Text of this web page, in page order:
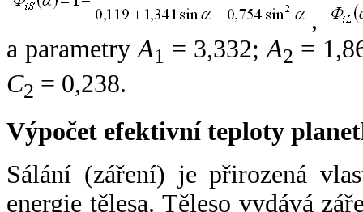
,
a parametryA1 = 3,332;A2 =
C2 = 0,238.
Výpočet efektivní teploty
Sálání (záření) je přirozená
energie tělesa. Těleso vydává